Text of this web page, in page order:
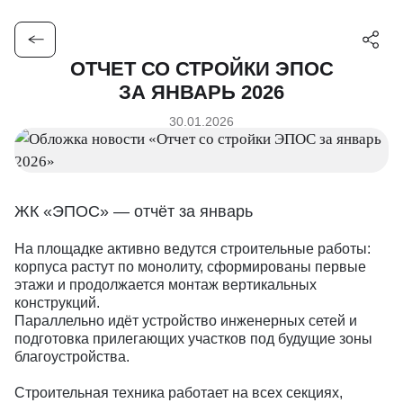
ПРОЕКТЫ
НАРОДНЫЕ КВАРТАЛЫ
ОТ 20,01 М2
ДОМ 101
ФОРМА
ОТ 27,99 М2
г. Краснодар, ул. им. Сорока А.М.
ЭПОС
ОТ 24,10 М2
НОВЫЕ СЕЗОНЫ 2 КОЛЛЕКЦИЯ
ОТЧЕТ СО СТРОЙКИ ЭПОС
ЗА ЯНВАРЬ 2026
30.01.2026
ЖК «ЭПОС» — отчёт за январь
На площадке активно ведутся строительные работы:
корпуса растут по монолиту, сформированы первые
этажи и продолжается монтаж вертикальных
конструкций.
Параллельно идёт устройство инженерных сетей и
подготовка прилегающих участков под будущие зоны
благоустройства.
Строительная техника работает на всех секциях,